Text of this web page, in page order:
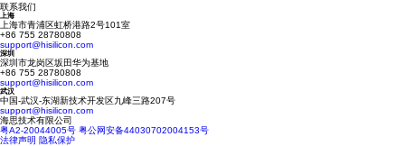
联系我们
上海
上海市青浦区虹桥港路2号101室
+86 755 28780808
support@hisilicon.com
深圳
深圳市龙岗区坂田华为基地
+86 755 28780808
support@hisilicon.com
武汉
中国-武汉-东湖新技术开发区九峰三路207号
support@hisilicon.com
海思技术有限公司
粤A2-20044005号 粤公网安备44030702004153号
法律声明 隐私保护